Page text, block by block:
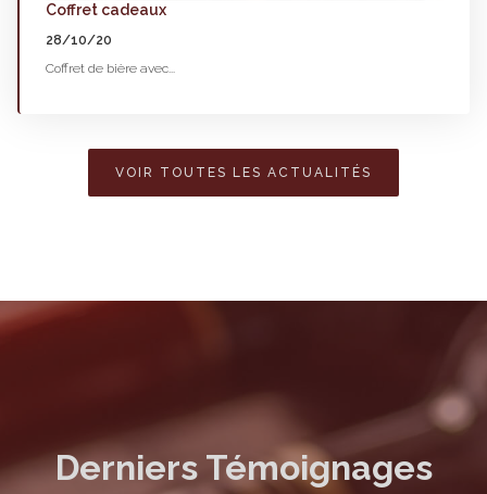
Coffret cadeaux
28/10/20
Coffret de bière avec...
VOIR TOUTES LES ACTUALITÉS
Derniers Témoignages